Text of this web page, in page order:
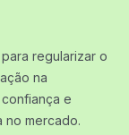
regularizar o
na
e
no mercado.